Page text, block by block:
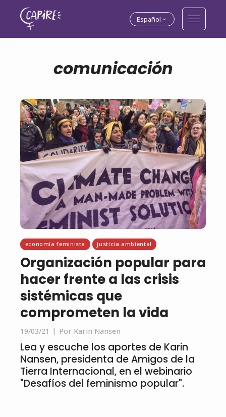
Español
comunicación
economía feminista justicia ambiental
Organización popular para
hacer frente a las crisis
sistémicas que
comprometen la vida
19/03/21 Por Karin Nansen
Lea y escuche los aportes de Karin
Nansen, presidenta de Amigos de la
Tierra Internacional, en el webinario
"Desafíos del feminismo popular".